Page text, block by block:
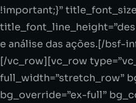
!important;}”
e análise das ações.[/bsf-
[/vc_row][vc_row
full_width=”stretch_row”
bg_override=”ex-full”